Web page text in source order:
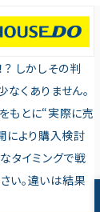
しかしその判
くありません。
もとに“実際に売
により購入検討
タイミングで戦
い。違いは結果